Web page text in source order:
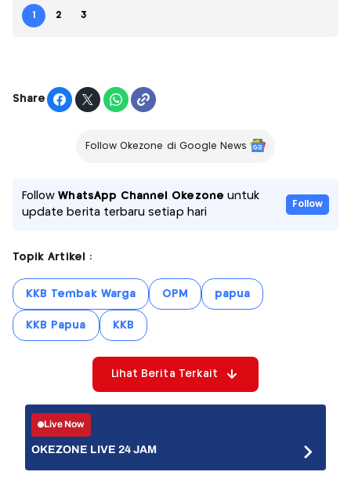
1 2 3
Share
Follow Okezone di Google News
FollowWhatsApp Channel Okezone untuk
update berita terbaru setiap hari
Follow
Topik Artikel :
KKB Tembak Warga OPM papua
KKB Papua KKB
Lihat Berita Terkait
Live Now
OKEZONE LIVE 24 JAM